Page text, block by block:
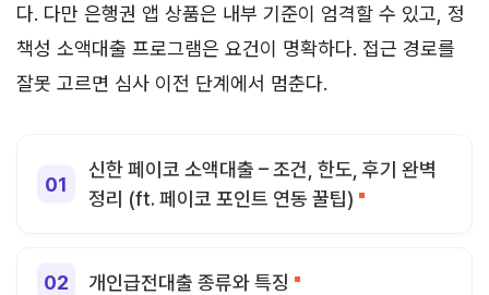
다. 다만 은행권 앱 상품은 내부 기준이 엄격할 수 있고, 정
책성 소액대출 프로그램은 요건이 명확하다. 접근 경로를
잘못 고르면 심사 이전 단계에서 멈춘다.
신한 페이코 소액대출 – 조건, 한도, 후기 완벽
정리 (ft. 페이코 포인트 연동 꿀팁)
개인급전대출 종류와 특징